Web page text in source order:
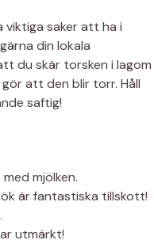
viktiga saker att ha i
din lokala
du skär torsken i lagom
att den blir torr. Håll
saftig!
mjölken.
är fantastiska tillskott!
utmärkt!